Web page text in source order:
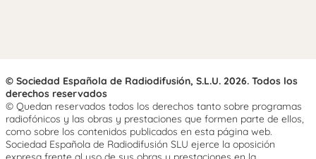
© Sociedad Española de Radiodifusión, S.L.U. 2026. Todos los
derechos reservados
© Quedan reservados todos los derechos tanto sobre programas
radiofónicos y las obras y prestaciones que formen parte de ellos,
como sobre los contenidos publicados en esta página web.
Sociedad Española de Radiodifusión SLU ejerce la oposición